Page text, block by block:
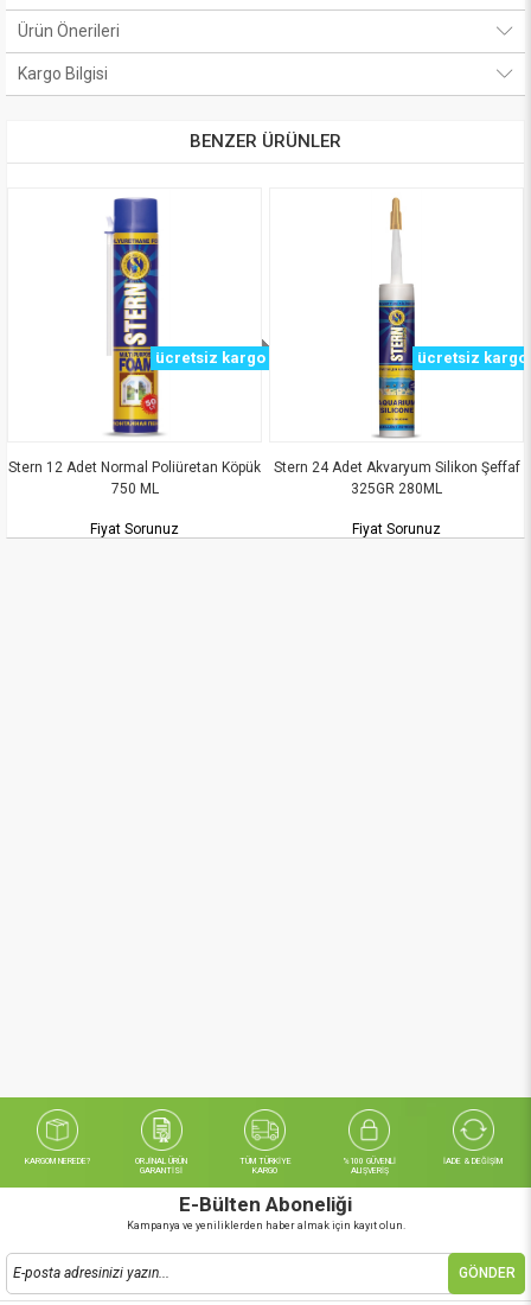
Ürün Önerileri
Kargo Bilgisi
BENZER ÜRÜNLER
Normal Poliüretan Köpük
ücretsiz kargo
Stern 24 Adet Akvaryum Silikon Şeffaf
ücretsiz kargo
Stern 24 Adet
KARGOM NEREDE?
ORJİNAL ÜRÜN
GARANTİSİ
TÜM TÜRKİYE
KARGO
%100 GÜVENLİ
ALIŞVERİŞ
İADE & DEĞİŞİM
E-Bülten Aboneliği
Kampanya ve yeniliklerden haber almak için kayıt olun.
GÖNDER